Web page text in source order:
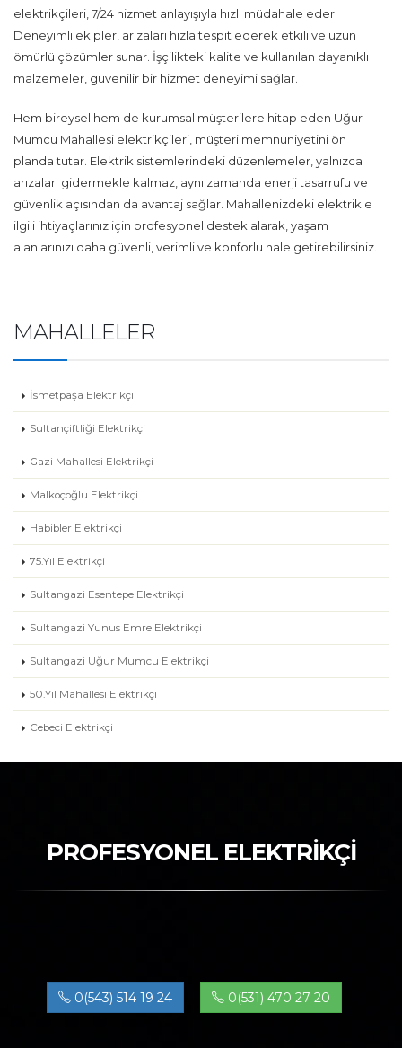
elektrikçileri, 7/24 hizmet anlayışıyla hızlı müdahale eder.
Deneyimli ekipler, arızaları hızla tespit ederek etkili ve uzun
ömürlü çözümler sunar. İşçilikteki kalite ve kullanılan dayanıklı
malzemeler, güvenilir bir hizmet deneyimi sağlar.
Hem bireysel hem de kurumsal müşterilere hitap eden Uğur
Mumcu Mahallesi elektrikçileri, müşteri memnuniyetini ön
planda tutar. Elektrik sistemlerindeki düzenlemeler, yalnızca
arızaları gidermekle kalmaz, aynı zamanda enerji tasarrufu ve
güvenlik açısından da avantaj sağlar. Mahallenizdeki elektrikle
ilgili ihtiyaçlarınız için profesyonel destek alarak, yaşam
alanlarınızı daha güvenli, verimli ve konforlu hale getirebilirsiniz.
MAHALLELER
İsmetpaşa Elektrikçi
Sultançiftliği Elektrikçi
Gazi Mahallesi Elektrikçi
Malkoçoğlu Elektrikçi
Habibler Elektrikçi
75.Yıl Elektrikçi
Sultangazi Esentepe Elektrikçi
Sultangazi Yunus Emre Elektrikçi
Sultangazi Uğur Mumcu Elektrikçi
50.Yıl Mahallesi Elektrikçi
Cebeci Elektrikçi
PROFESYONEL ELEKTRİKÇİ
0(543) 514 19 24 0(531) 470 27 20